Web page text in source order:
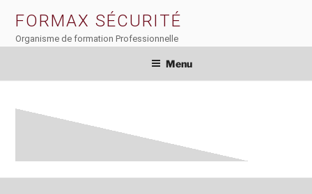
contenu
FORMAX SÉCURITÉ
Organisme de formation Professionnelle
Menu